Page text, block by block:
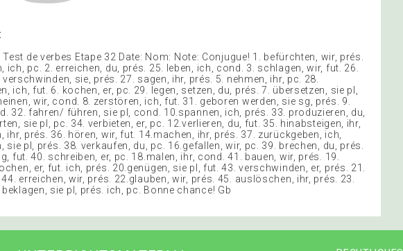
Test de verbes Etape 32 Date: Nom: Note: Conjugue! 1. befürchten, wir, prés.
ich, pc. 2. erreichen, du, prés. 25. leben, ich, cond. 3. schlagen, wir, fut. 26.
verschwinden, sie, prés. 27. sagen, ihr, prés. 5. nehmen, ihr, pc. 28.
ich, fut. 6. kochen, er, pc. 29. legen, setzen, du, prés. 7. übersetzen, sie pl,
wir, cond. 8. zerstören, ich, fut. 31. geboren werden, sie sg, prés. 9.
32. fahren/ führen, sie pl, cond. 10.spannen, ich, prés. 33. produzieren, du,
sie pl, pc. 34. verbieten, er, pc. 12.verlieren, du, fut. 35. hinabsteigen, ihr,
ihr, prés. 36. hören, wir, fut. 14.machen, ihr, prés. 37. zurückgeben, ich,
sie pl, prés. 38. verkaufen, du, pc. 16.gefallen, wir, pc. 39. brechen, du, prés.
fut. 40. schreiben, er, pc. 18.malen, ihr, cond. 41. bauen, wir, prés. 19.
er, fut. ich, prés. 20.genügen, sie pl, fut. 43. verschwinden, er, prés. 21.
44. erreichen, wir, prés. 22.glauben, wir, prés. 45. auslöschen, ihr, prés. 23.
sie pl, prés. ich, pc. Bonne chance! Gb